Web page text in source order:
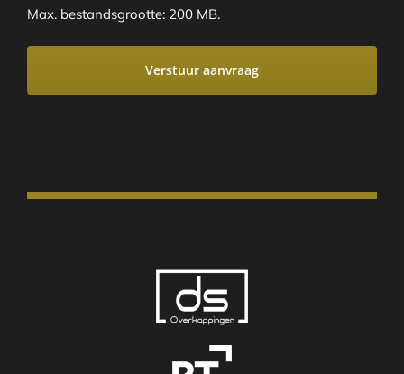
Max. bestandsgrootte: 200 MB.